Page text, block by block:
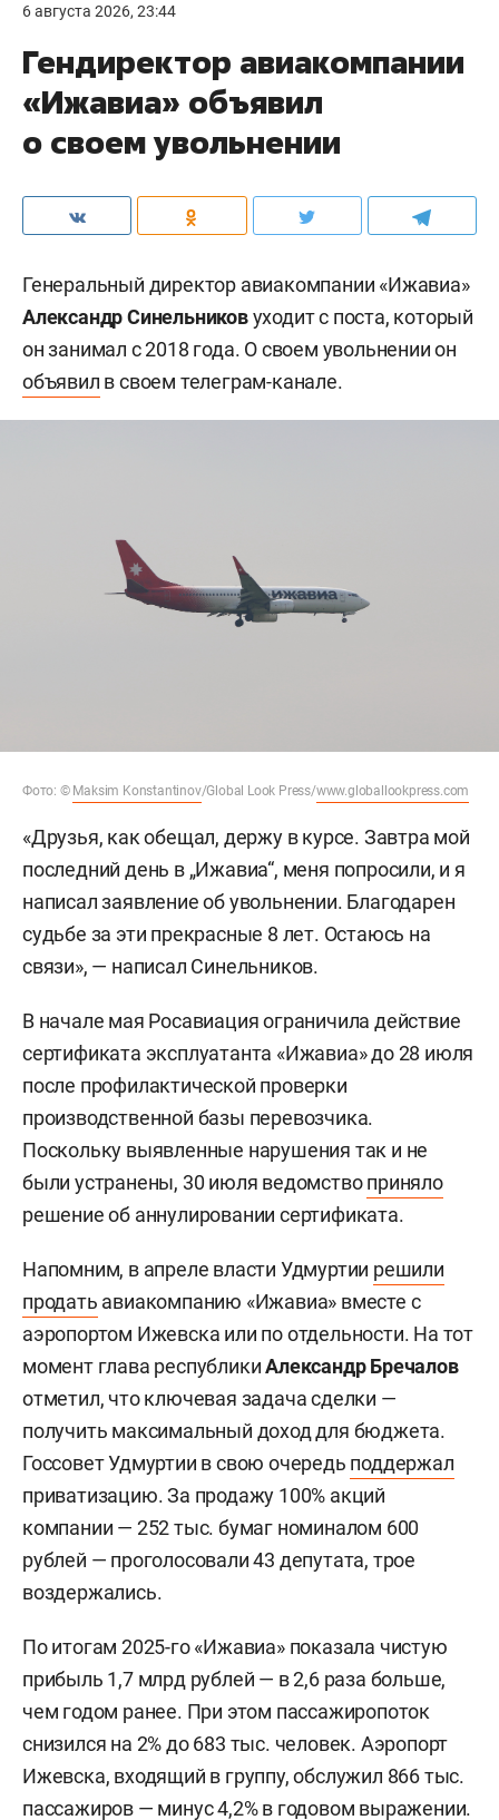
6 августа 2026, 23:44
Гендиректор авиакомпании
«Ижавиа» объявил
о своем увольнении
Генеральный директор авиакомпании «Ижавиа»
Александр Синельниковуходит с поста, который
он занимал с 2018 года. О своем увольнении он
объявил в своем телеграм-канале.
Фото: © Maksim Konstantinov/Global Look Press/www.globallookpress.com
«Друзья, как обещал, держу в курсе. Завтра мой
последний день в „Ижавиа“, меня попросили, и я
написал заявление об увольнении. Благодарен
судьбе за эти прекрасные 8 лет. Остаюсь на
связи», — написал Синельников.
В начале мая Росавиация ограничила действие
сертификата эксплуатанта «Ижавиа» до 28 июля
после профилактической проверки
производственной базы перевозчика.
Поскольку выявленные нарушения так и не
были устранены, 30 июля ведомствоприняло
решение об аннулировании сертификата.
Напомним, в апреле власти Удмуртии решили
продать авиакомпанию «Ижавиа» вместе с
аэропортом Ижевска или по отдельности. На тот
момент глава республикиАлександр Бречалов
отметил, что ключевая задача сделки —
получить максимальный доход для бюджета.
Госсовет Удмуртии в свою очередь поддержал
приватизацию. За продажу 100% акций
компании — 252 тыс. бумаг номиналом 600
рублей — проголосовали 43 депутата, трое
воздержались.
По итогам 2025-го «Ижавиа» показала чистую
прибыль 1,7 млрд рублей — в 2,6 раза больше,
чем годом ранее. При этом пассажиропоток
снизился на 2% до 683 тыс. человек. Аэропорт
Ижевска, входящий в группу, обслужил 866 тыс.
пассажиров — минус 4,2% в годовом выражении.